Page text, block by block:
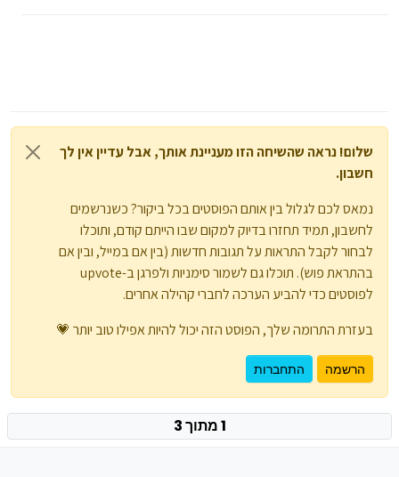
שלום! נראה שהשיחה הזו מעניינת אותך, אבל עדיין אין לך
חשבון.
נמאס לכם לגלול בין אותם הפוסטים בכל ביקור? כשנרשמים
לחשבון, תמיד תחזרו בדיוק למקום שבו הייתם קודם, ותוכלו
לבחור לקבל התראות על תגובות חדשות (בין אם במייל, ובין אם
בהתראת פוש). תוכלו גם לשמור סימניות ולפרגן ב-upvote
לפוסטים כדי להביע הערכה לחברי קהילה אחרים.
בעזרת התרומה שלך, הפוסט הזה יכול להיות אפילו טוב יותר 💗
הרשמה התחברות
1 מתוך 3